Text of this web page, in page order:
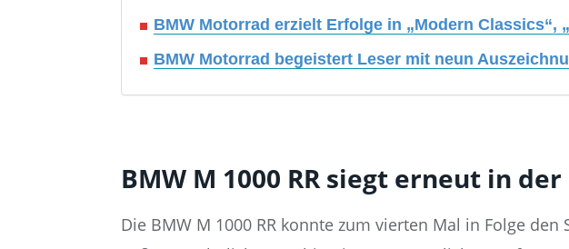
BMW Motorrad erzielt Erfolge in „Modern Classics“,
BMW Motorrad begeistert Leser mit neun
BMW M 1000 RR siegt erneut in
Die BMW M 1000 RR konnte zum vierten Mal in Folge